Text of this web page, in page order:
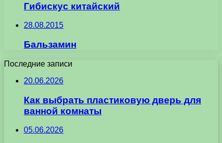
Гибискус китайский
28.08.2015
Бальзамин
Последние записи
20.06.2026
Как выбрать пластиковую дверь для
ванной комнаты
05.06.2026